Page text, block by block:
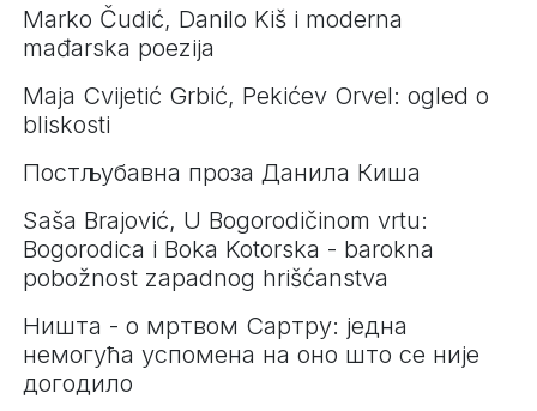
Marko Čudić, Danilo Kiš i moderna
mađarska poezija
Maja Cvijetić Grbić, Pekićev Orvel: ogled o
bliskosti
Постљубавна проза Данила Киша
Saša Brajović, U Bogorodičinom vrtu:
Bogorodica i Boka Kotorska - barokna
pobožnost zapadnog hrišćanstva
Ништа - о мртвом Сартру: једна
немогућа успомена на оно што се није
догодило